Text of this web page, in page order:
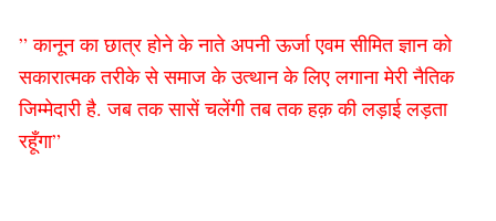
” कानून का छात्र होने के नाते अपनी ऊर्जा एवम सीमित ज्ञान को
सकारात्मक तरीके से समाज के उत्थान के लिए लगाना मेरी नैतिक
जिम्मेदारी है. जब तक सासें चलेंगी तब तक हक़ की लड़ाई लड़ता
रहूँगा”